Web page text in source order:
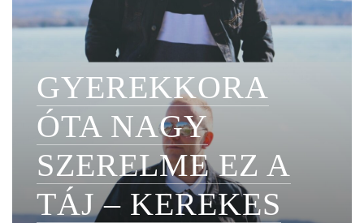
GYEREKKORA
ÓTA NAGY
SZERELME EZ A
TÁJ – KEREKES